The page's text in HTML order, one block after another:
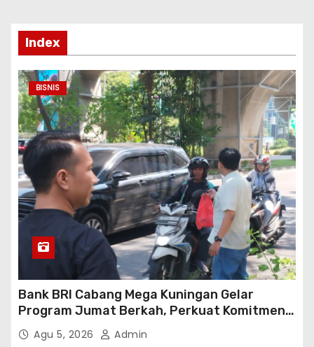
Index
BISNIS
Bank BRI Cabang Mega Kuningan Gelar
Program Jumat Berkah, Perkuat Komitmen
untuk Saling Berbagai Kepada Masyarakat
Sekitar Kawasan Mega Kuningan
Agu 5, 2026 Admin